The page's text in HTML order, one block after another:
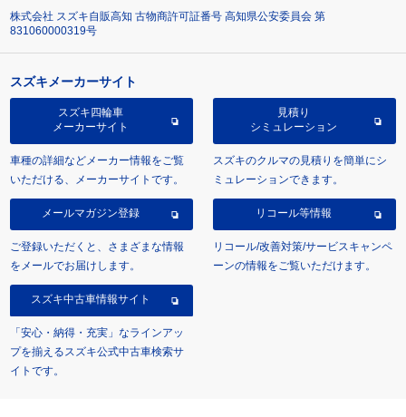
株式会社 スズキ自販高知 古物商許可証番号 高知県公安委員会 第
831060000319号
スズキメーカーサイト
スズキ四輪車
メーカーサイト
車種の詳細などメーカー情報をご覧
いただける、メーカーサイトです。
見積り
シミュレーション
スズキのクルマの見積りを簡単にシ
ミュレーションできます。
メールマガジン登録
ご登録いただくと、さまざまな情報
をメールでお届けします。
リコール等情報
リコール/改善対策/サービスキャンペ
ーンの情報をご覧いただけます。
スズキ中古車情報サイト
「安心・納得・充実」なラインアッ
プを揃えるスズキ公式中古車検索サ
イトです。